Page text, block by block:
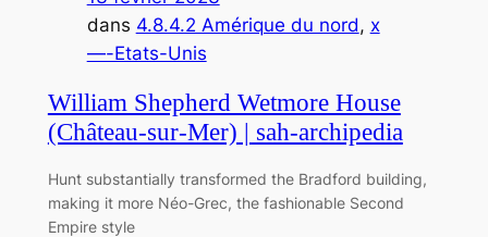
dans 4.8.4.2 Amérique du nord, x
—-Etats-Unis
William Shepherd Wetmore House
(Château-sur-Mer) | sah-archipedia
Hunt substantially transformed the Bradford building,
making it more Néo-Grec, the fashionable Second
Empire style